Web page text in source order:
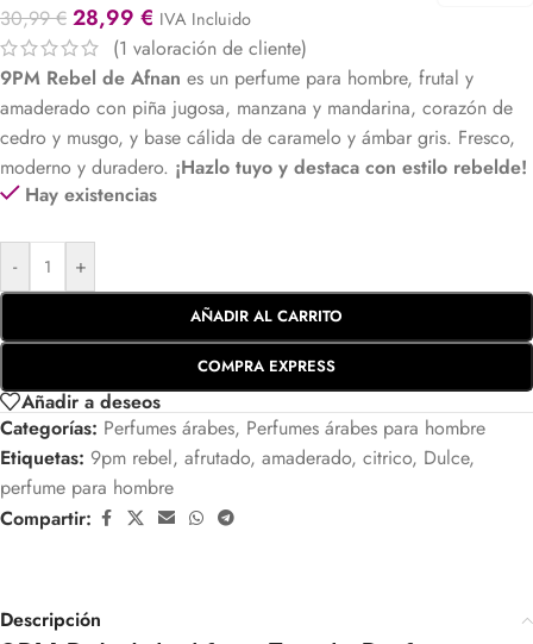
30,99€ 28,99 € IVA Incluido
(1 valoración de cliente)
9PM Rebel de Afnan es un perfume para hombre, frutal y
amaderado con piña jugosa, manzana y mandarina, corazón de
cedro y musgo, y base cálida de caramelo y ámbar gris. Fresco,
moderno y duradero. ¡Hazlo tuyo y destaca con estilo rebelde!
Hay existencias
- +
AÑADIR AL CARRITO
COMPRA EXPRESS
Añadir a deseos
Categorías: Perfumes árabes, Perfumes árabes para hombre
Etiquetas: 9pm rebel, afrutado, amaderado, citrico, Dulce,
perfume para hombre
Compartir:
Descripción